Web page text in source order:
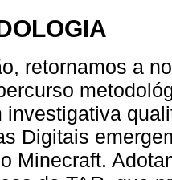
retornamos a
investigativa
Digitais
Minecraft.